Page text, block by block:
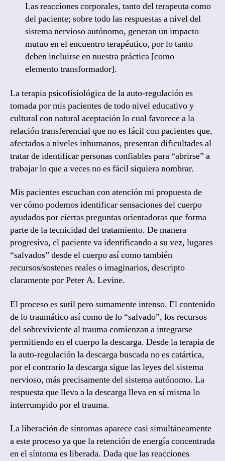
Las reacciones corporales, tanto del terapeuta como
del paciente; sobre todo las respuestas a nivel del
sistema nervioso autónomo, generan un impacto
mutuo en el encuentro terapéutico, por lo tanto
deben incluirse en nuestra práctica [como
elemento transformador].
La terapia psicofisiológica de la auto-regulación es
tomada por mis pacientes de todo nivel educativo y
cultural con natural aceptación lo cual favorece a la
relación transferencial que no es fácil con pacientes que,
afectados a niveles inhumanos, presentan dificultades al
tratar de identificar personas confiables para “abrirse” a
trabajar lo que a veces no es fácil siquiera nombrar.
Mis pacientes escuchan con atención mi propuesta de
ver cómo podemos identificar sensaciones del cuerpo
ayudados por ciertas preguntas orientadoras que forma
parte de la tecnicidad del tratamiento. De manera
progresiva, el paciente va identificando a su vez, lugares
“salvados” desde el cuerpo así como también
recursos/sostenes reales o imaginarios, descripto
claramente por Peter A. Levine.
El proceso es sutil pero sumamente intenso. El contenido
de lo traumático así como de lo “salvado”, los recursos
del sobreviviente al trauma comienzan a integrarse
permitiendo en el cuerpo la descarga. Desde la terapia de
la auto-regulación la descarga buscada no es catártica,
por el contrario la descarga sigue las leyes del sistema
nervioso, más precisamente del sistema autónomo. La
respuesta que lleva a la descarga lleva en sí misma lo
interrumpido por el trauma.
La liberación de síntomas aparece casi simultáneamente
a este proceso ya que la retención de energía concentrada
en el síntoma es liberada. Dada que las reacciones